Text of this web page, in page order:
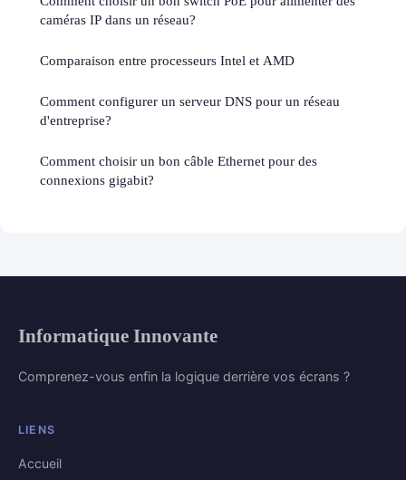
caméras IP dans un réseau?
Comparaison entre processeurs Intel et AMD
Comment configurer un serveur DNS pour un réseau
d'entreprise?
Comment choisir un bon câble Ethernet pour des
connexions gigabit?
Informatique Innovante
Comprenez-vous enfin la logique derrière vos écrans ?
LIENS
Accueil